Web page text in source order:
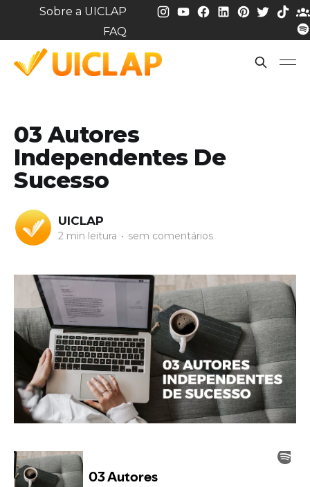
Sobre a UICLAP
FAQ
03 Autores
Independentes De
Sucesso
UICLAP
2 min leitura • sem comentários